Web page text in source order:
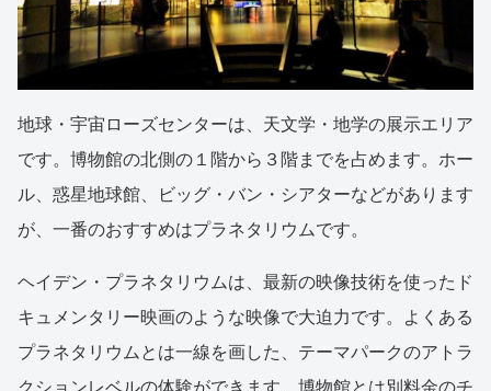
地球・宇宙ローズセンターは、天文学・地学の展示エリア
です。博物館の北側の１階から３階までを占めます。ホー
ル、惑星地球館、ビッグ・バン・シアターなどがあります
が、一番のおすすめはプラネタリウムです。
ヘイデン・プラネタリウムは、最新の映像技術を使ったド
キュメンタリー映画のような映像で大迫力です。よくある
プラネタリウムとは一線を画した、テーマパークのアトラ
クションレベルの体験ができます。博物館とは別料金のチ